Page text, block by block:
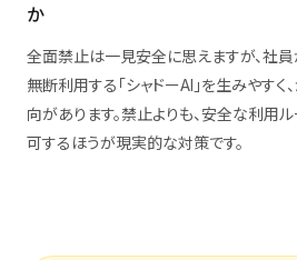
か
全面禁止は一見安全に思えますが、社
無断利用する「シャドーAI」を生みやすく
向があります。禁止よりも、安全な利用
可するほうが現実的な対策です。